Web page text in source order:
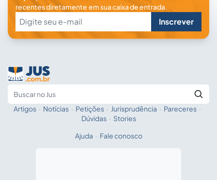
recentes diretamente em sua caixa de entrada.
Inscrever
Fale com a IA
Artigos · Notícias · Petições · Jurisprudência · Pareceres ·
Dúvidas · Stories
Ajuda · Fale conosco